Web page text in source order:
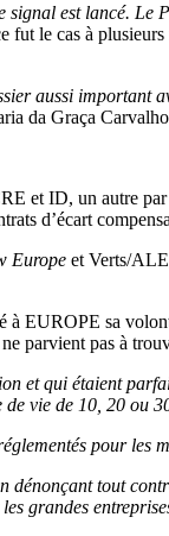
est lancé.
fut le cas à
aussi important
da Graça
et ID, un autre
d’écart
Europe et Verts/
à EUROPE sa
parvient pas à
et qui étaient
vie de 10, 20 ou
pour les
dénonçant tout
grandes